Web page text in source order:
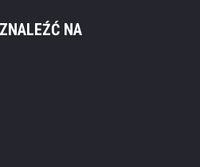
NA